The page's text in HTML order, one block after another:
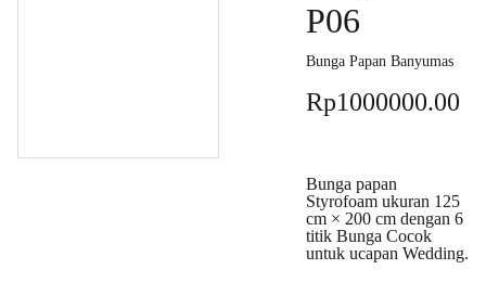
P06
Bunga Papan Banyumas
Rp1000000.00
Bunga papan
Styrofoam ukuran 125
cm × 200 cm dengan 6
titik Bunga Cocok
untuk ucapan Wedding.